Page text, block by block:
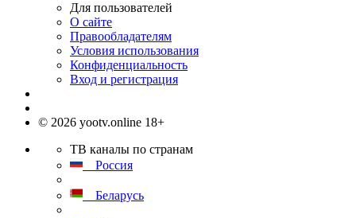
Для пользователей
О сайте
Правообладателям
Условия использования
Конфиденциальность
Вход и регистрация
© 2026 yootv.online 18+
ТВ каналы по странам
Россия
Беларусь